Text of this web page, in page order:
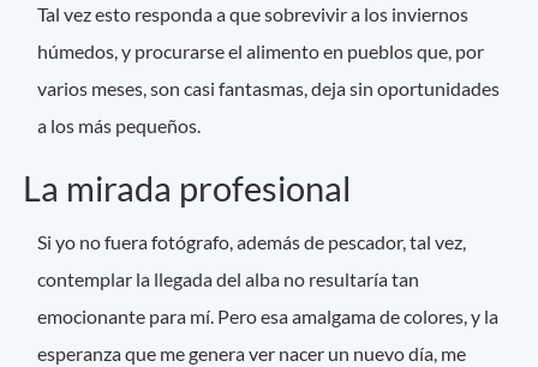
Tal vez esto responda a que sobrevivir a los inviernos
húmedos, y procurarse el alimento en pueblos que, por
varios meses, son casi fantasmas, deja sin oportunidades
a los más pequeños.
La mirada profesional
Si yo no fuera fotógrafo, además de pescador, tal vez,
contemplar la llegada del alba no resultaría tan
emocionante para mí. Pero esa amalgama de colores, y la
esperanza que me genera ver nacer un nuevo día, me